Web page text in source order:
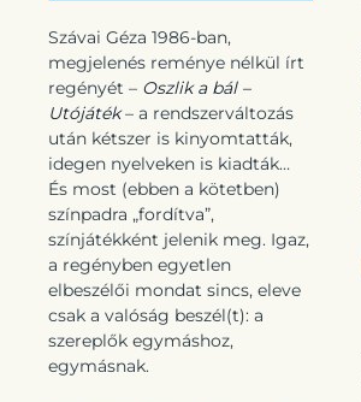
Szávai Géza 1986-ban,
megjelenés reménye nélkül írt
regényét – Oszlik a bál –
Utójáték– a rendszerváltozás
után kétszer is kinyomtatták,
idegen nyelveken is kiadták…
És most (ebben a kötetben)
színpadra „fordítva”,
színjátékként jelenik meg. Igaz,
a regényben egyetlen
elbeszélői mondat sincs, eleve
csak a valóság beszél(t): a
szereplők egymáshoz,
egymásnak.